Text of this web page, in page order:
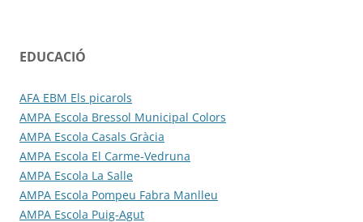
EDUCACIÓ
AFA EBM Els picarols
AMPA Escola Bressol Municipal Colors
AMPA Escola Casals Gràcia
AMPA Escola El Carme-Vedruna
AMPA Escola La Salle
AMPA Escola Pompeu Fabra Manlleu
AMPA Escola Puig-Agut